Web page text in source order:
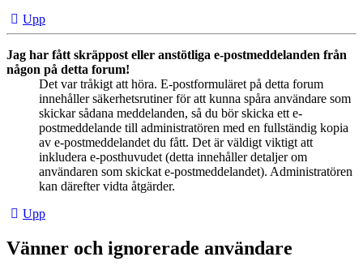
Upp
Jag har fått skräppost eller anstötliga e-postmeddelanden från
någon på detta forum!
Det var tråkigt att höra. E-postformuläret på detta forum
innehåller säkerhetsrutiner för att kunna spåra användare som
skickar sådana meddelanden, så du bör skicka ett e-
postmeddelande till administratören med en fullständig kopia
av e-postmeddelandet du fått. Det är väldigt viktigt att
inkludera e-posthuvudet (detta innehåller detaljer om
användaren som skickat e-postmeddelandet). Administratören
kan därefter vidta åtgärder.
Upp
Vänner och ignorerade användare